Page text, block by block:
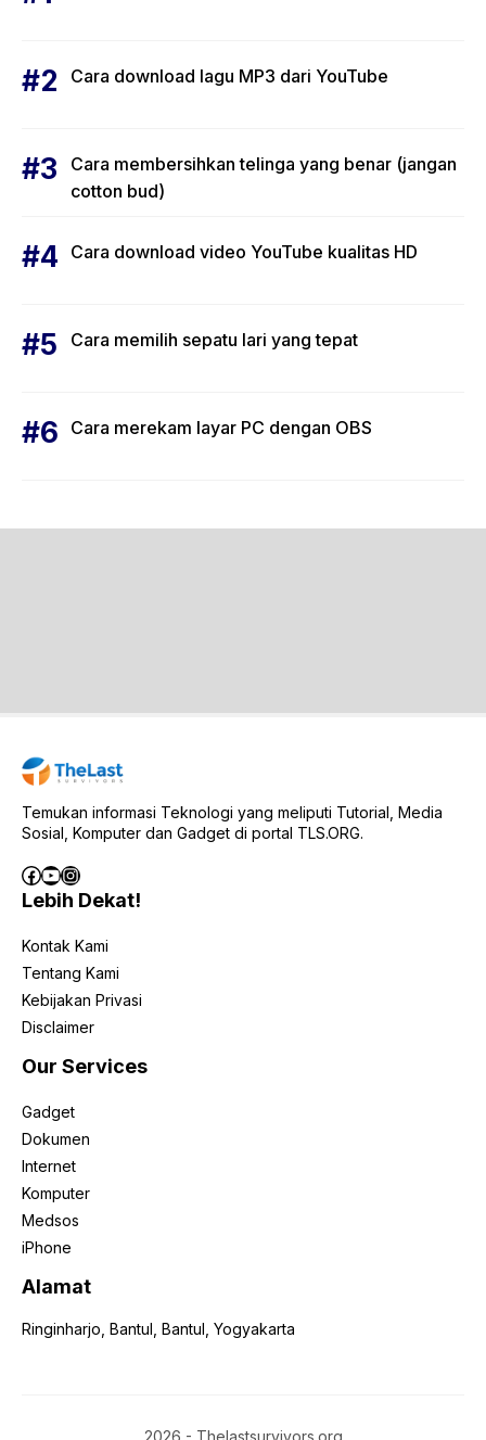
Cara download lagu MP3 dari YouTube
Cara membersihkan telinga yang benar (jangan
cotton bud)
Cara download video YouTube kualitas HD
Cara memilih sepatu lari yang tepat
Cara merekam layar PC dengan OBS
Temukan informasi Teknologi yang meliputi Tutorial, Media
Sosial, Komputer dan Gadget di portal TLS.ORG.
Facebook
YouTube
Instagram
Lebih Dekat!
Kontak Kami
Tentang Kami
Kebijakan Privasi
Disclaimer
Our Services
Gadget
Dokumen
Internet
Komputer
Medsos
iPhone
Alamat
Ringinharjo, Bantul, Bantul, Yogyakarta
2026 - Thelastsurvivors.org